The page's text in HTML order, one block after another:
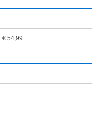
€ 54,99